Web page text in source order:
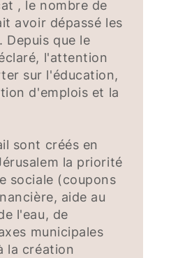
, le nombre de
avoir dépassé les
Depuis que le
l'attention
sur l'éducation,
d'emplois et la
sont créés en
la priorité
sociale (coupons
aide au
l'eau, de
municipales
la création